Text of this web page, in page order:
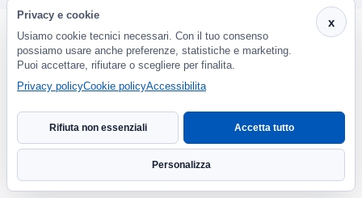
x
Privacy e cookie
Usiamo cookie tecnici necessari. Con il tuo consenso
possiamo usare anche preferenze, statistiche e marketing.
Puoi accettare, rifiutare o scegliere per finalita.
Privacy policyCookie policyAccessibilita
Rifiuta non essenziali
Personalizza
Accetta tutto